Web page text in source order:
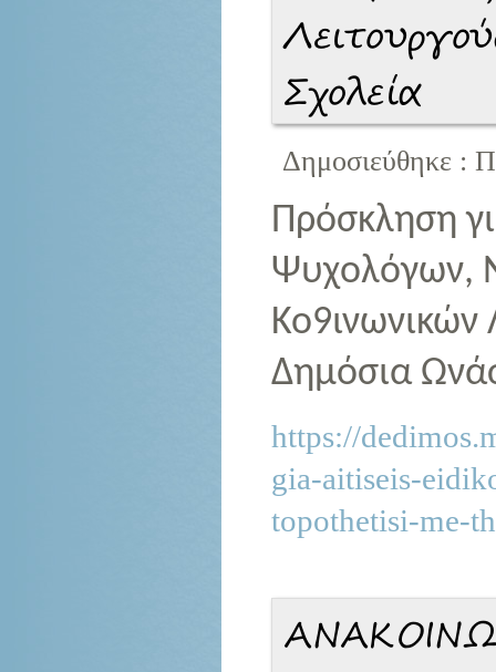
Σχολεία
Δημοσιεύθηκε :
Πρόσκληση
Ψυχολόγων,
Κο9ινωνικών
Δημόσια
https://
gia-aitiseis-
topothetisi-me-